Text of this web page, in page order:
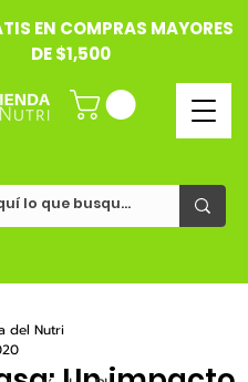
EN COMPRAS MAYORES
DE $1,500
del Nutri